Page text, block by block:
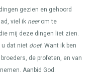
gezien en gehoord
viel ik neerom te
mij deze dingen liet zien.
u dat niet doet! Want ik ben
de profeten, en van
Aanbid God.